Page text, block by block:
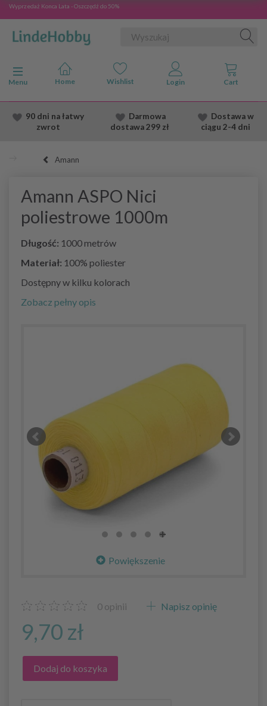
Wyprzedaż Konca Lata - Oszczędź do 50%
Przełącz nawigację
Menu
90 dni na łatwy
zwrot
Darmowa
dostawa299 zł
Dostawaw
ciągu 2-4 dni
Amann
Amann ASPO Nici
poliestrowe 1000m
Długość: 1000 metrów
Materiał: 100% poliester
Dostępny w kilku kolorach
Zobacz pełny opis
Powiększenie
0 opinii Napisz opinię
9,70 zł
Dodaj do koszyka